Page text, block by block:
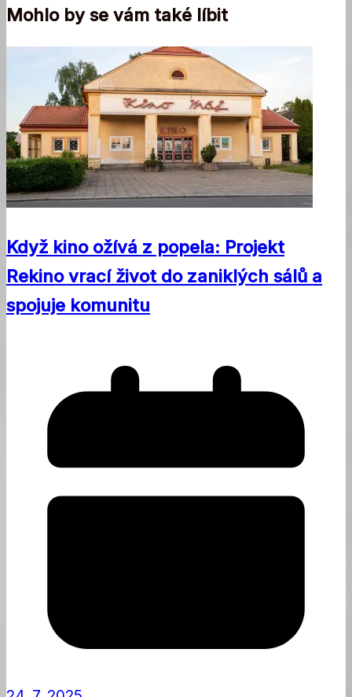
Mohlo by se vám také líbit
Když kino ožívá z popela: Projekt
Rekino vrací život do zaniklých sálů a
spojuje komunitu